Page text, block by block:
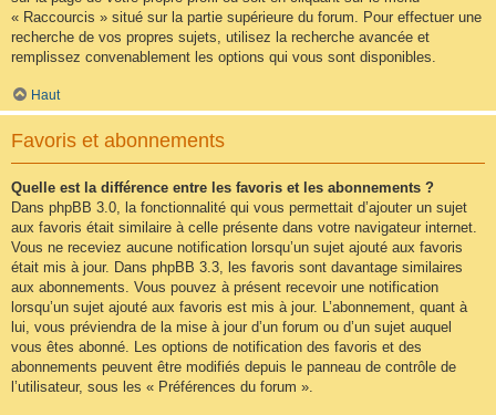
« Raccourcis » situé sur la partie supérieure du forum. Pour effectuer une
recherche de vos propres sujets, utilisez la recherche avancée et
remplissez convenablement les options qui vous sont disponibles.
Haut
Favoris et abonnements
Quelle est la différence entre les favoris et les abonnements ?
Dans phpBB 3.0, la fonctionnalité qui vous permettait d’ajouter un sujet
aux favoris était similaire à celle présente dans votre navigateur internet.
Vous ne receviez aucune notification lorsqu’un sujet ajouté aux favoris
était mis à jour. Dans phpBB 3.3, les favoris sont davantage similaires
aux abonnements. Vous pouvez à présent recevoir une notification
lorsqu’un sujet ajouté aux favoris est mis à jour. L’abonnement, quant à
lui, vous préviendra de la mise à jour d’un forum ou d’un sujet auquel
vous êtes abonné. Les options de notification des favoris et des
abonnements peuvent être modifiés depuis le panneau de contrôle de
l’utilisateur, sous les « Préférences du forum ».